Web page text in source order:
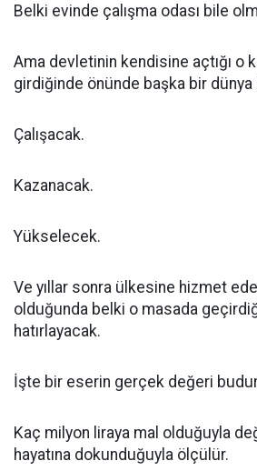
Belki evinde çalışma odası bile
Ama devletinin kendisine açtığı o
girdiğinde önünde başka bir dünya
Çalışacak.
Kazanacak.
Yükselecek.
Ve yıllar sonra ülkesine hizmet
olduğunda belki o masada
hatırlayacak.
İşte bir eserin gerçek değeri
Kaç milyon liraya mal olduğuyla
hayatına dokunduğuyla ölçülür.